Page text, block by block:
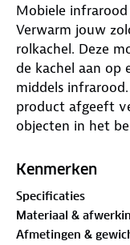
Mobiele infrarood
Verwarm jouw
rolkachel. Deze
de kachel aan op
middels
product afgeeft
objecten in het
heerlijk warm.
gaskachel heeft
en 4,2 kW.
Kenmerken
Specificaties
Materiaal &
Afmetingen &